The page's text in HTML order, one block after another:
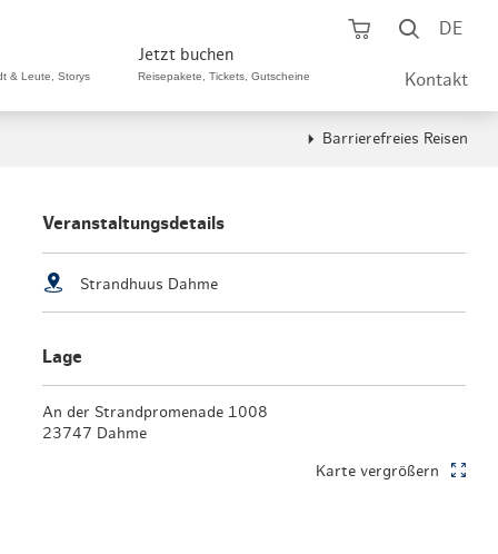
Sonntage
Schuhe, Schmuck
& Bistros A-Z
Originale
Restaurants
& Feinschmecker
günstig
& Leute, Storys
Jetzt buchen
Reisepakete, Tickets, Gutscheine
Reisepakete
Hamburg CARD
Hotels
Gutschein schenken
Warenkorb
Suche
DE
Kontakt
Barrierefreies Reisen
Veranstaltungsdetails
Strandhuus Dahme
Lage
An der Strandpromenade 1008
23747 Dahme
Karte vergrößern